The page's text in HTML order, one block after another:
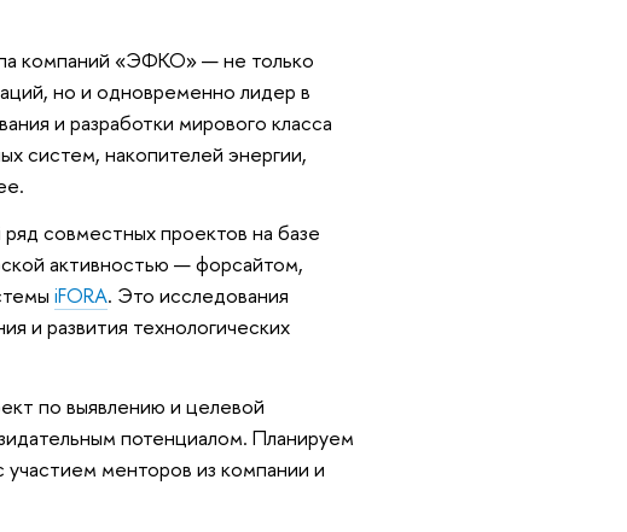
компаний «ЭФКО» — не только
но и одновременно лидер в
и разработки мирового класса
систем, накопителей энергии,
совместных проектов на базе
активностью — форсайтом,
iFORA. Это исследования
и развития технологических
по выявлению и целевой
потенциалом. Планируем
участием менторов из компании и